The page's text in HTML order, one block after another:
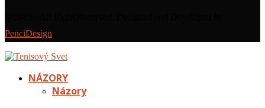
PenciDesign
NÁZORY
Názory